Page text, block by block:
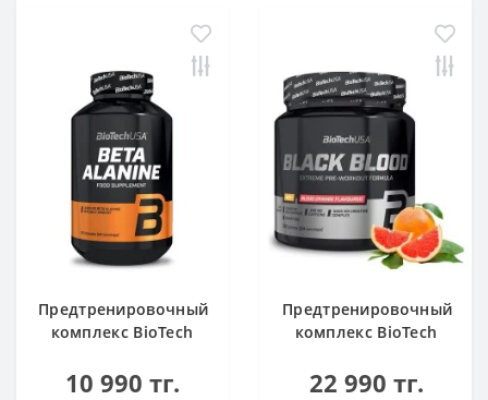
Предтренировочный
комплекс BioTech
капсул
10 990 тг.
Предтренировочный
комплекс BioTech
NOX+ Blood orange
22 990 тг.